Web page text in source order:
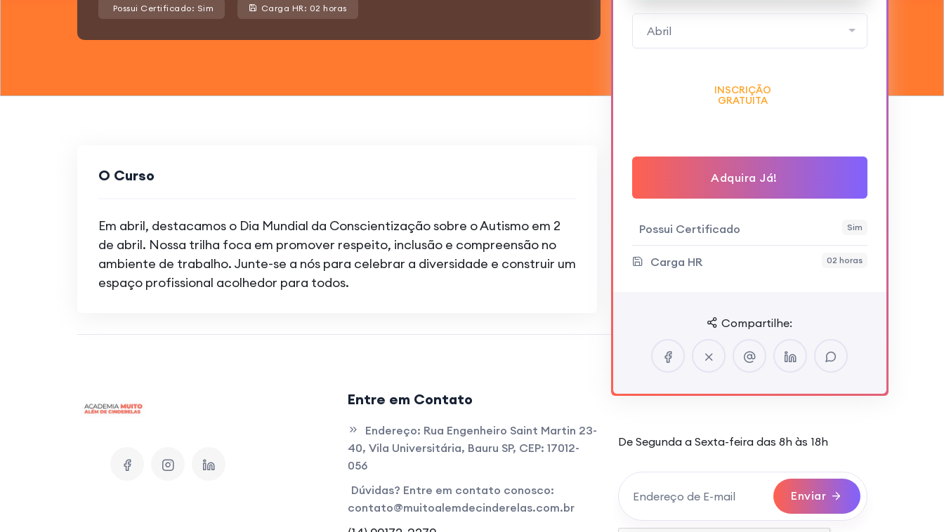
Possui Certificado: Sim Carga HR: 02 horas
Abril
INSCRIÇÃO
GRATUITA
Adquira Já!
Possui Certificado Sim
Carga HR 02 horas
Compartilhe:
O Curso
Em abril, destacamos o Dia Mundial da Conscientização sobre o Autismo em 2
de abril. Nossa trilha foca em promover respeito, inclusão e compreensão no
ambiente de trabalho. Junte-se a nós para celebrar a diversidade e construir um
espaço profissional acolhedor para todos.
Entre em Contato
Endereço: Rua Engenheiro Saint Martin 23-
40, Vila Universitária, Bauru SP, CEP: 17012-
056
Dúvidas? Entre em contato conosco:
contato@muitoalemdecinderelas.com.br
De Segunda a Sexta-feira das 8h às 18h
Enviar